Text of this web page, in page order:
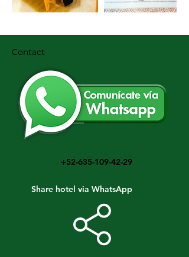
Contact
+52-635-109-42-29
Share hotel via WhatsApp